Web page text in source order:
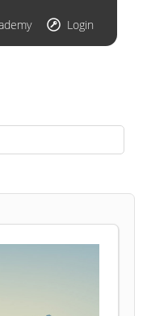
Login